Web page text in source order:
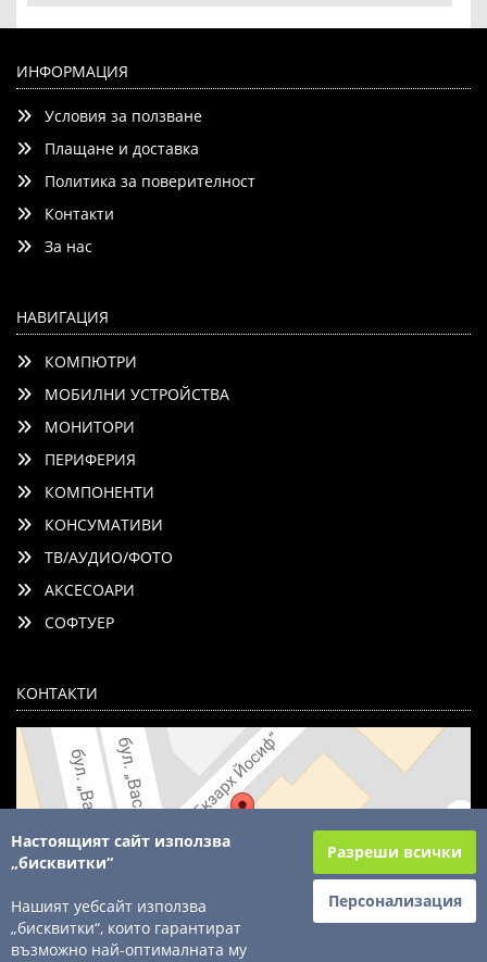
ИНФОРМАЦИЯ
Условия за ползване
Плащане и доставка
Политика за поверителност
Контакти
За нас
НАВИГАЦИЯ
КОМПЮТРИ
МОБИЛНИ УСТРОЙСТВА
МОНИТОРИ
ПЕРИФЕРИЯ
КОМПОНЕНТИ
КОНСУМАТИВИ
ТВ/АУДИО/ФОТО
АКСЕСОАРИ
СОФТУЕР
КОНТАКТИ
Настоящият сайт използва
„бисквитки“
Нашият уебсайт използва
„бисквитки“, които гарантират
възможно най-оптималната му
Разреши всички
Персонализация